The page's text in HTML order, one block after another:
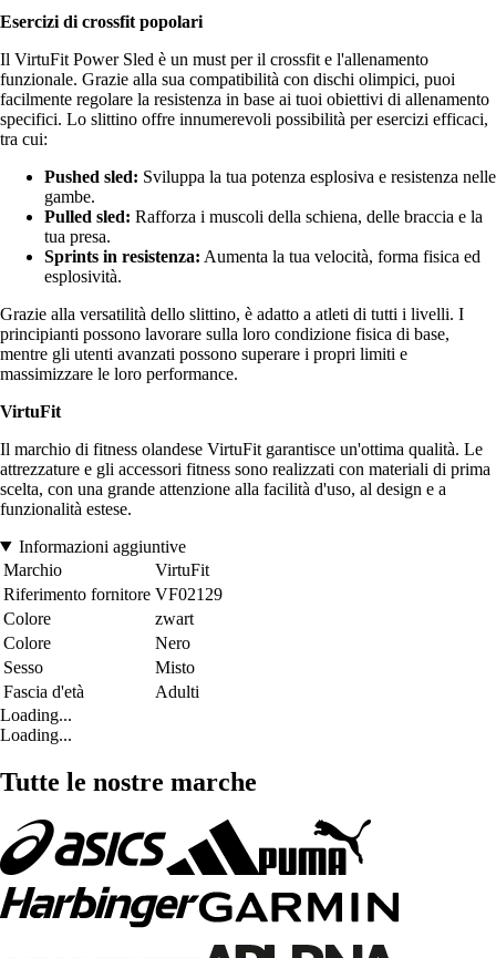
Esercizi di crossfit popolari
Il VirtuFit Power Sled è un must per il crossfit e l'allenamento
funzionale. Grazie alla sua compatibilità con dischi olimpici, puoi
facilmente regolare la resistenza in base ai tuoi obiettivi di allenamento
specifici. Lo slittino offre innumerevoli possibilità per esercizi efficaci,
tra cui:
Pushed sled: Sviluppa la tua potenza esplosiva e resistenza nelle
gambe.
Pulled sled: Rafforza i muscoli della schiena, delle braccia e la
tua presa.
Sprints in resistenza: Aumenta la tua velocità, forma fisica ed
esplosività.
Grazie alla versatilità dello slittino, è adatto a atleti di tutti i livelli. I
principianti possono lavorare sulla loro condizione fisica di base,
mentre gli utenti avanzati possono superare i propri limiti e
massimizzare le loro performance.
VirtuFit
Il marchio di fitness olandese VirtuFit garantisce un'ottima qualità. Le
attrezzature e gli accessori fitness sono realizzati con materiali di prima
scelta, con una grande attenzione alla facilità d'uso, al design e a
funzionalità estese.
Informazioni aggiuntive
Marchio
VirtuFit
Riferimento fornitore VF02129
Colore
zwart
Colore
Nero
Sesso
Misto
Fascia d'età
Adulti
Loading...
Loading...
Tutte le nostre marche